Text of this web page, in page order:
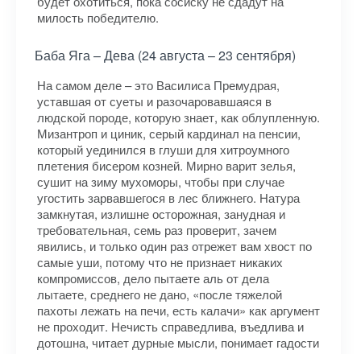
милость победителю.
Баба Яга – Дева (24 августа – 23 сентября)
На самом деле – это Василиса Премудрая,
уставшая от суеты и разочаровавшаяся в
людской породе, которую знает, как облупленную.
Мизантроп и циник, серый кардинал на пенсии,
который уединился в глуши для хитроумного
плетения бисером козней. Мирно варит зелья,
сушит на зиму мухоморы, чтобы при случае
угостить зарвавшегося в лес ближнего. Натура
замкнутая, излишне осторожная, занудная и
требовательная, семь раз проверит, зачем
явились, и только один раз отрежет вам хвост по
самые уши, потому что не признает никаких
компромиссов, дело пытаете аль от дела
лытаете, среднего не дано, «после тяжелой
пахоты лежать на печи, есть калачи» как аргумент
не проходит. Нечисть справедлива, въедлива и
дотошна, читает дурные мысли, понимает гадости